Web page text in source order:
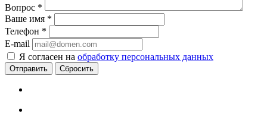
Вопрос *
Ваше имя *
Телефон *
E-mail
Я согласен на обработку персональных данных
Сбросить